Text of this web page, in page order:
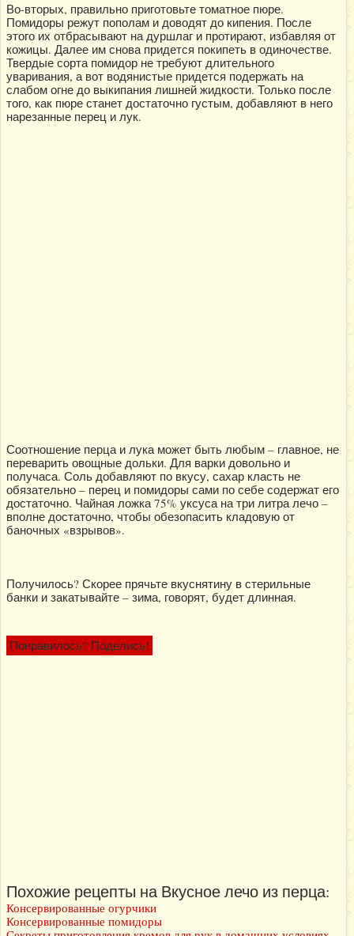
Во-вторых, правильно приготовьте томатное пюре.
Помидоры режут пополам и доводят до кипения. После
этого их отбрасывают на дуршлаг и протирают, избавляя от
кожицы. Далее им снова придется покипеть в одиночестве.
Твердые сорта помидор не требуют длительного
уваривания, а вот водянистые придется подержать на
слабом огне до выкипания лишней жидкости. Только после
того, как пюре станет достаточно густым, добавляют в него
нарезанные перец и лук.
Соотношение перца и лука может быть любым – главное, не
переварить овощные дольки. Для варки довольно и
получаса. Соль добавляют по вкусу, сахар класть не
обязательно – перец и помидоры сами по себе содержат его
достаточно. Чайная ложка 75% уксуса на три литра лечо –
вполне достаточно, чтобы обезопасить кладовую от
баночных «взрывов».
Получилось? Скорее прячьте вкуснятину в стерильные
банки и закатывайте – зима, говорят, будет длинная.
Понравилось? Поделись!
Похожие рецепты на Вкусное лечо из перца:
Консервированные огурчики
Консервированные помидоры